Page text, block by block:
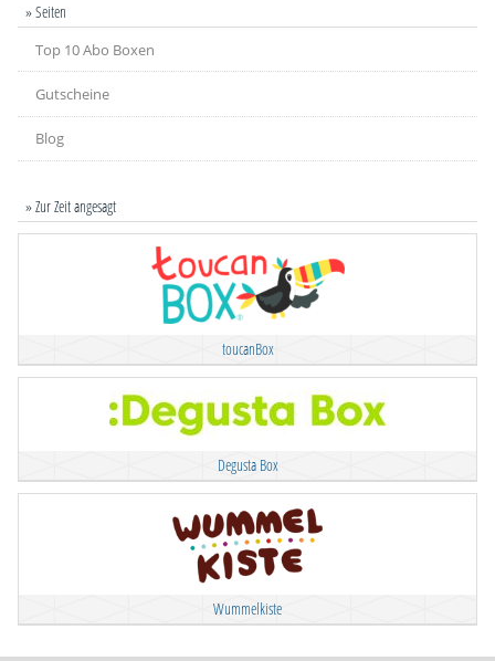
» Seiten
Top 10 Abo Boxen
Gutscheine
Blog
» Zur Zeit angesagt
toucanBox
Degusta Box
Wummelkiste